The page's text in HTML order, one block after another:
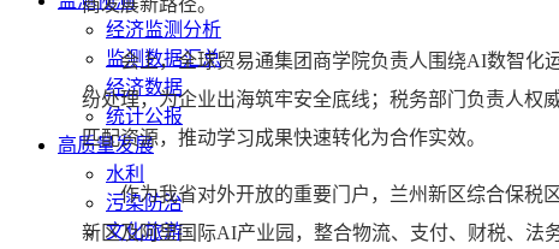
经济监测分析
监测数据汇总
经济数据
统计公报
高质量发展
水利
污染防治
文化旅游
商发展新路径。
会上，全球贸易通集团商学院负责人围绕AI数智化运
纷处理，为企业出海筑牢安全底线；税务部门负责人权
匹配资源，推动学习成果快速转化为合作实效。
作为我省对外开放的重要门户，兰州新区综合保税区
新区及阿里国际AI产业园，整合物流、支付、财税、法